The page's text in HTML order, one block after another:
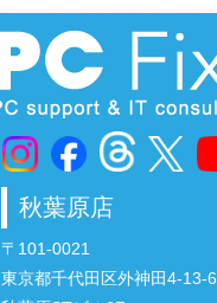
秋葉原店
〒101-0021
東京都千代田区外神田4-13-6